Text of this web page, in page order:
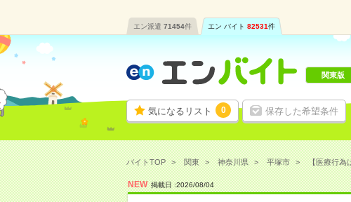
エン派遣 71454件 エン バイト 82531件
気になるリスト 0 保存した希望条件
関東版
バイトTOP 関東 神奈川県 平塚市 【医療行為
NEW 掲載日 :2026/08/04